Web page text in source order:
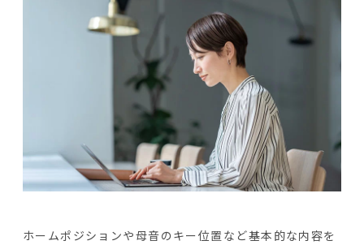
ホームポジションや母音のキー位置など基本的な内容を